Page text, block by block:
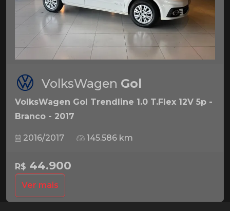
VolksWagen Gol
VolksWagen Gol Trendline 1.0 T.Flex 12V 5p -
Branco - 2017
2016/2017 145.586 km
R$ 44.900
Ver mais